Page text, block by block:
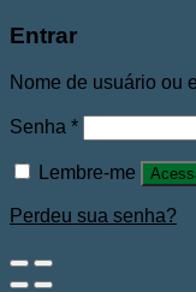
Entrar
Nome de usuário ou
Senha *
Lembre-me
Perdeu sua senha?